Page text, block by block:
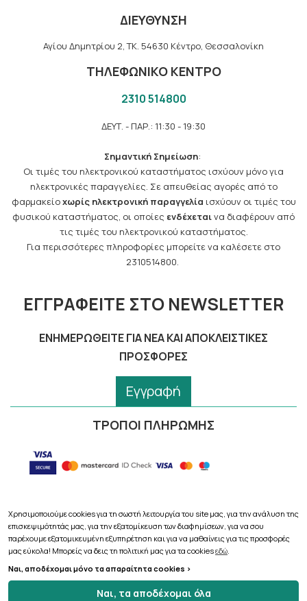
ΔΙΕΥΘΥΝΣΗ
Αγίου Δημητρίου 2, TK. 54630 Κέντρο, Θεσσαλονίκη
ΤΗΛΕΦΩΝΙΚΟ ΚΕΝΤΡΟ
2310 514800
ΔΕΥΤ. - ΠΑΡ.: 11:30 - 19:30
Σημαντική Σημείωση:
Οι τιμές του ηλεκτρονικού καταστήματος ισχύουν μόνο για
ηλεκτρονικές παραγγελίες. Σε απευθείας αγορές από το
φαρμακείοχωρίς ηλεκτρονική παραγγελία ισχύουν οι τιμές του
φυσικού καταστήματος, οι οποίες ενδέχεταινα διαφέρουν από
τις τιμές του ηλεκτρονικού καταστήματος.
Για περισσότερες πληροφορίες μπορείτε να καλέσετε στο
2310514800.
ΕΓΓΡΑΦΕΊΤΕ ΣΤΟ NEWSLETTER
ΕΝΗΜΕΡΩΘΕΊΤΕ ΓΙΑ ΝΈΑ ΚΑΙ ΑΠΟΚΛΕΙΣΤΙΚΈΣ
ΠΡΟΣΦΟΡΈΣ
Εγγραφή
ΤΡΟΠΟΙ ΠΛΗΡΩΜΗΣ
Copyright © 2026pharmacythess.gr
Χρησιμοποιούμε cookies για τη σωστή λειτουργία του site μας, για την ανάλυση της
επισκεψιμότητάς μας, για την εξατομίκευση των διαφημίσεων, για να σου
παρέχουμε εξατομικευμένη εξυπηρέτηση και για να μαθαίνεις για τις προσφορές
μας εύκολα! Μπορείς να δεις τη πολιτική μας για τα cookiesεδώ.
Ναι, αποδέχομαι μόνο τα απαραίτητα cookies >
Ναι, τα αποδέχομαι όλα